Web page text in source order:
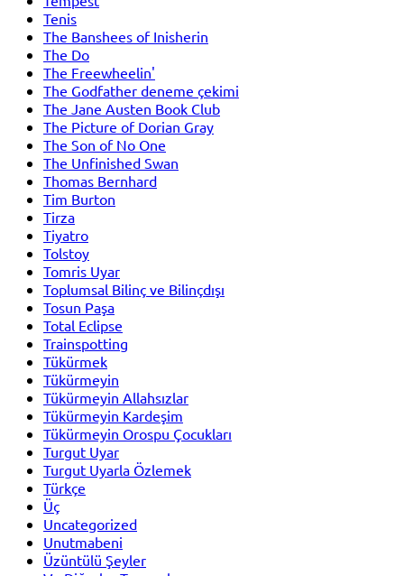
Tenis
The Banshees of Inisherin
The Do
The Freewheelin'
The Godfather deneme çekimi
The Jane Austen Book Club
The Picture of Dorian Gray
The Son of No One
The Unfinished Swan
Thomas Bernhard
Tim Burton
Tirza
Tiyatro
Tolstoy
Tomris Uyar
Toplumsal Bilinç ve Bilinçdışı
Tosun Paşa
Total Eclipse
Trainspotting
Tükürmek
Tükürmeyin
Tükürmeyin Allahsızlar
Tükürmeyin Kardeşim
Tükürmeyin Orospu Çocukları
Turgut Uyar
Turgut Uyarla Özlemek
Türkçe
Üç
Uncategorized
Unutmabeni
Üzüntülü Şeyler